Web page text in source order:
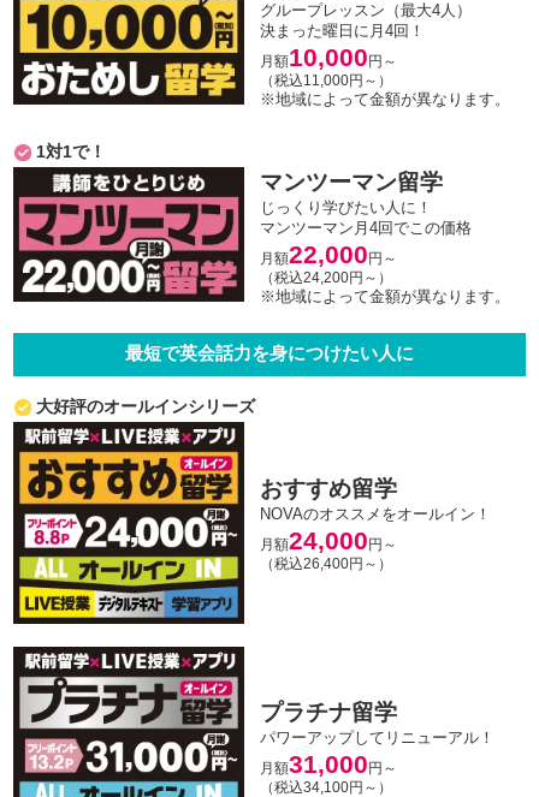
グループレッスン（最大4人）
決まった曜日に月4回！
月額10,000 円～
（税込11,000円～）
※地域によって金額が異なります。
1対1で！
マンツーマン留学
じっくり学びたい人に！
マンツーマン月4回でこの価格
月額22,000 円～
（税込24,200円～）
※地域によって金額が異なります。
最短で英会話力を身につけたい人に
大好評のオールインシリーズ
おすすめ留学
NOVAのオススメをオールイン！
月額24,000 円～
（税込26,400円～）
プラチナ留学
パワーアップしてリニューアル！
月額31,000 円～
（税込34,100円～）